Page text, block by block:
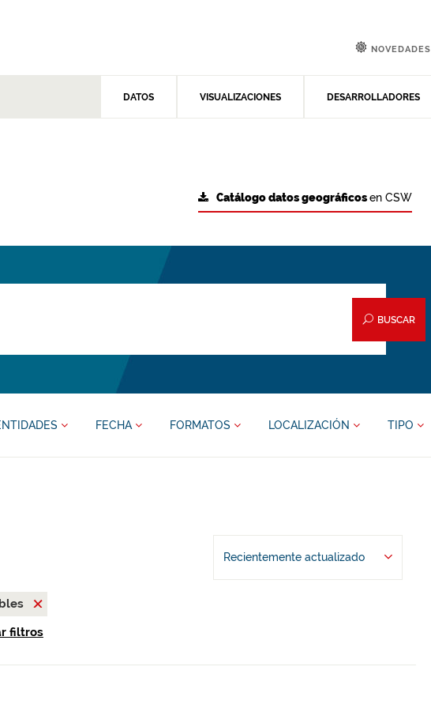
DATOS VISUALIZACIONES DESARROLLADORES
NOVEDADES
Catálogo datos geográficosen CSW
BUSCAR
FECHA FORMATOS LOCALIZACIÓN TIPO
filtros
Recientemente actualizado